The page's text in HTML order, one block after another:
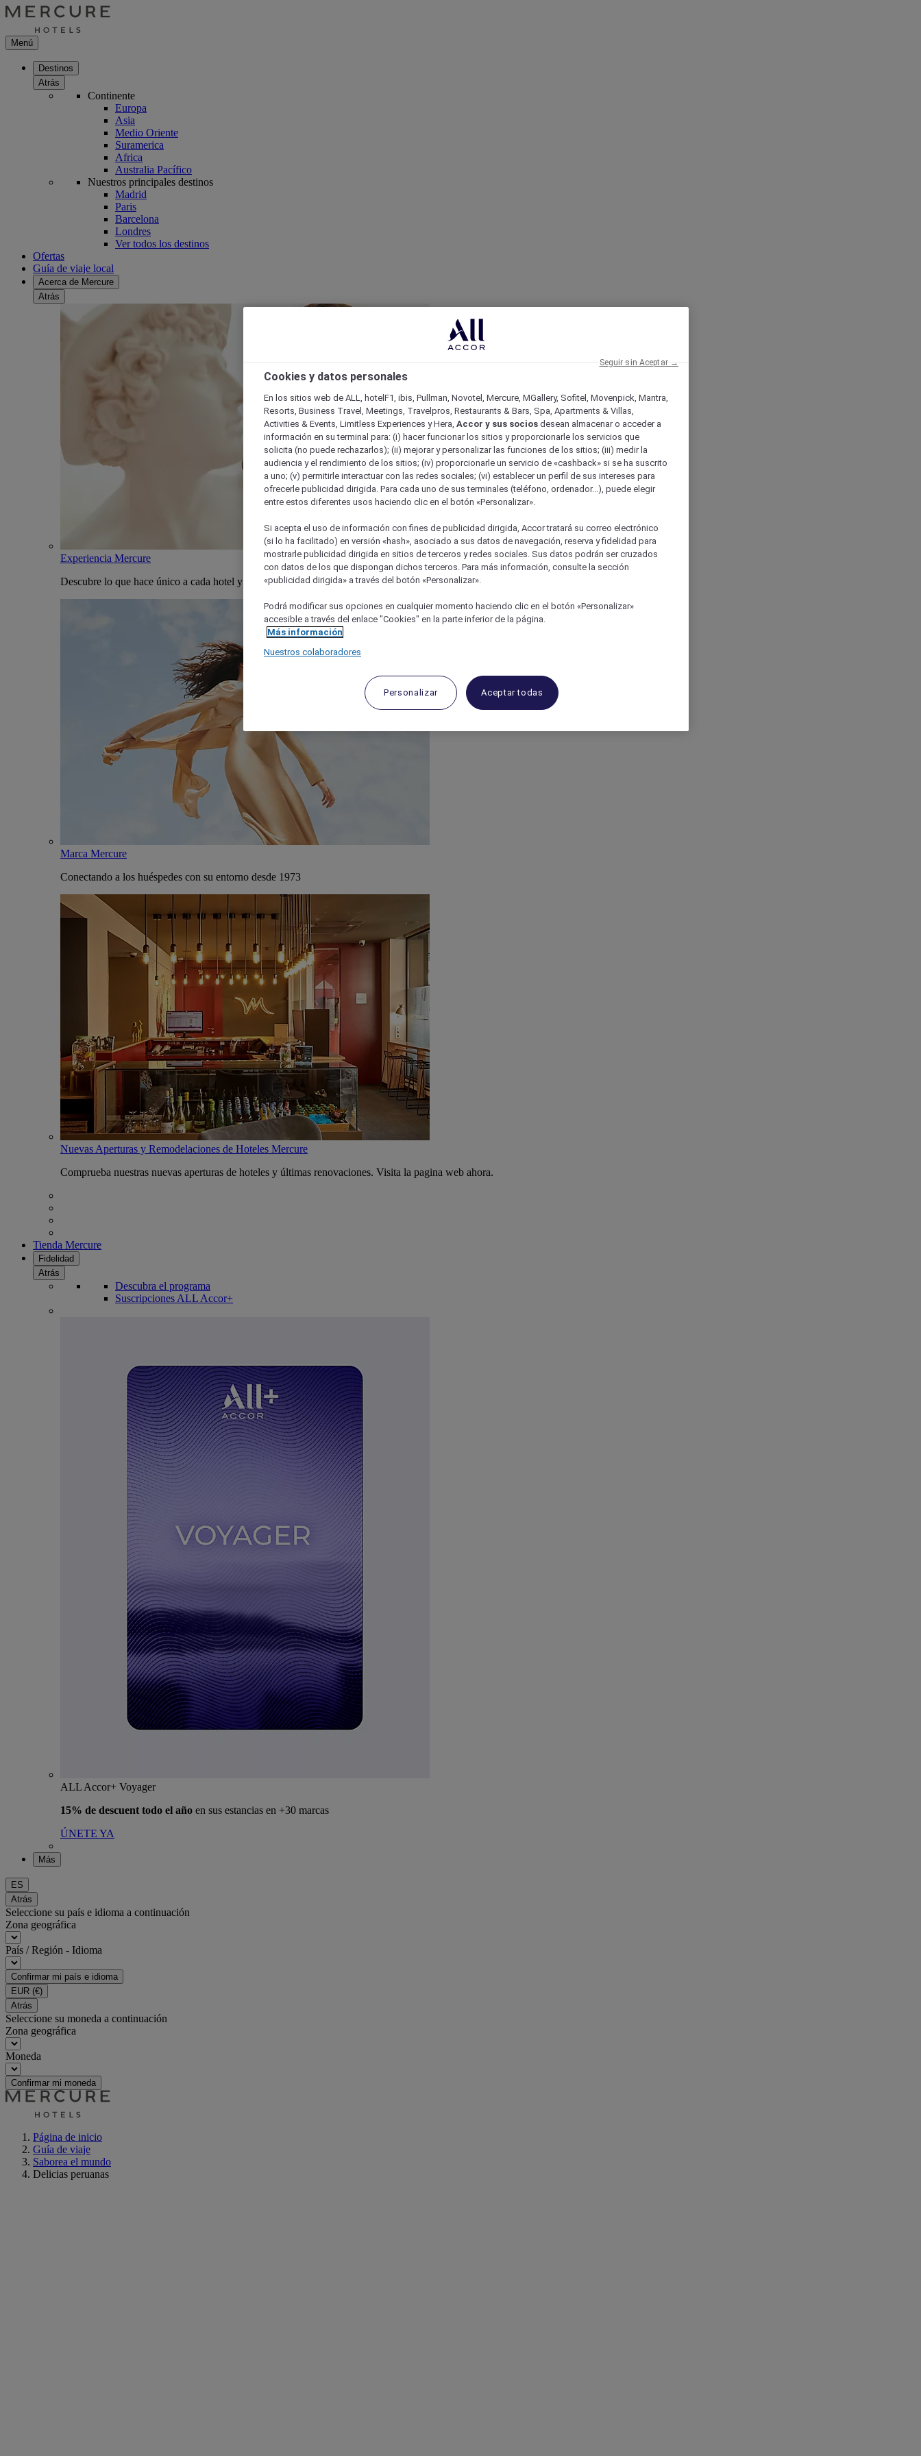
Menú
Destinos
Atrás
Continente
Europa
Asia
Medio Oriente
Suramerica
Africa
Australia Pacífico
Nuestros principales destinos
Madrid
Paris
Barcelona
Londres
Ver todos los destinos
Ofertas
Guía de viaje local
Acerca de Mercure
Atrás
Experiencia Mercure
Descubre lo que hace único a cada hotel y estancia Mercure
Marca Mercure
Conectando a los huéspedes con su entorno desde 1973
Nuevas Aperturas y Remodelaciones de Hoteles Mercure
Comprueba nuestras nuevas aperturas de hoteles y últimas renovaciones. Visita la pagina web ahora.
Tienda Mercure
Fidelidad
Atrás
Descubra el programa
Suscripciones ALL Accor+
ALL Accor+ Voyager
15% de descuent todo el año en sus estancias en +30 marcas
ÚNETE YA
Más
ES
Atrás
Seleccione su país e idioma a continuación
Zona geográfica
País / Región - Idioma
Confirmar mi país e idioma
EUR (€)
Atrás
Seleccione su moneda a continuación
Zona geográfica
Moneda
Confirmar mi moneda
Página de inicio
Guía de viaje
Saborea el mundo
Delicias peruanas
Cookies y datos personales
En los sitios web de ALL, hotelF1, ibis, Pullman, Novotel, Mercure, MGallery, Sofitel, Movenpick, Mantra,
Resorts, Business Travel, Meetings, Travelpros, Restaurants & Bars, Spa, Apartments & Villas,
Activities & Events, Limitless Experiences y Hera, Accor y sus socios desean almacenar o acceder a
información en su terminal para: (i) hacer funcionar los sitios y proporcionarle los servicios que
solicita (no puede rechazarlos); (ii) mejorar y personalizar las funciones de los sitios; (iii) medir la
audiencia y el rendimiento de los sitios; (iv) proporcionarle un servicio de «cashback» si se ha suscrito
a uno; (v) permitirle interactuar con las redes sociales; (vi) establecer un perfil de sus intereses para
ofrecerle publicidad dirigida. Para cada uno de sus terminales (teléfono, ordenador...), puede elegir
entre estos diferentes usos haciendo clic en el botón «Personalizar».
Si acepta el uso de información con fines de publicidad dirigida, Accor tratará su correo electrónico
(si lo ha facilitado) en versión «hash», asociado a sus datos de navegación, reserva y fidelidad para
mostrarle publicidad dirigida en sitios de terceros y redes sociales. Sus datos podrán ser cruzados
con datos de los que dispongan dichos terceros. Para más información, consulte la sección
«publicidad dirigida» a través del botón «Personalizar».
Podrá modificar sus opciones en cualquier momento haciendo clic en el botón «Personalizar»
accesible a través del enlace "Cookies" en la parte inferior de la página.
Más información
Nuestros colaboradores
Personalizar Aceptar todas
Seguir sin Aceptar →